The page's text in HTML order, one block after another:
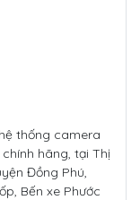
thống camera
hãng, tại Thị
Đồng Phú,
Bến xe Phước